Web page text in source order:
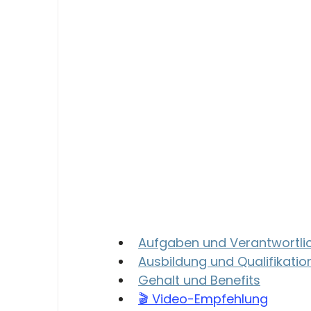
Aufgaben und
Ausbildung und
Gehalt und Benefits
🎬 Video-Empfehlung